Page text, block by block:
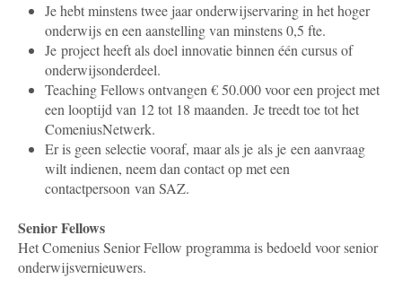
Je hebt minstens twee jaar onderwijservaring in het hoger
onderwijs en een aanstelling van minstens 0,5 fte.
Je project heeft als doel innovatie binnen één cursus of
onderwijsonderdeel.
Teaching Fellows ontvangen € 50.000 voor een project met
een looptijd van 12 tot 18 maanden. Je treedt toe tot het
ComeniusNetwerk.
Er is geen selectie vooraf, maar als je als je een aanvraag
wilt indienen, neem dan contact op met een
contactpersoon van SAZ.
Senior Fellows
Het Comenius Senior Fellow programma is bedoeld voor senior
onderwijsvernieuwers.